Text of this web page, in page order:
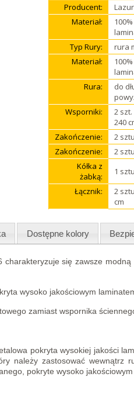
Producent:
Lazur
Materiał:
Typ Rury:
rura
Materiał:
Rura:
do
Wsporniki:
2 szt.
240
Zakończenie:
2
Zakończenie:
2
Kółka z
żabką:
1
Łącznik:
2
cm
Dostępne kolory
się zawsze
wysoko jakościowym
zamiast wspornika
pokryta wysokiej jakości
należy zastosować wewnątrz
pokryte wysoko